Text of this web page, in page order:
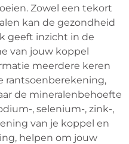
Zowel een tekort
kan de gezondheid
geeft inzicht in de
van jouw koppel
meerdere keren
rantsoenberekening,
de mineralenbehoefte
, selenium-, zink-,
van je koppel en
helpen om jouw